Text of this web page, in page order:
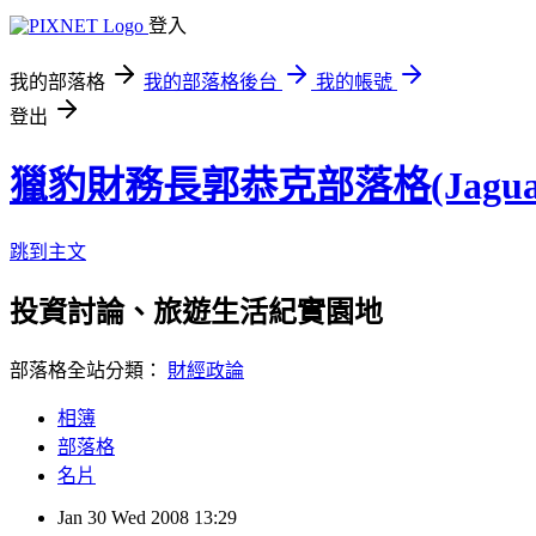
登入
我的部落格 我的部落格後台
我的帳號
登出
獵豹財務長郭恭克部落格
跳到主文
投資討論、旅遊生活紀實園地
部落格全站分類： 財經政論
相簿
部落格
名片
Jan 30 Wed 2008 13:29